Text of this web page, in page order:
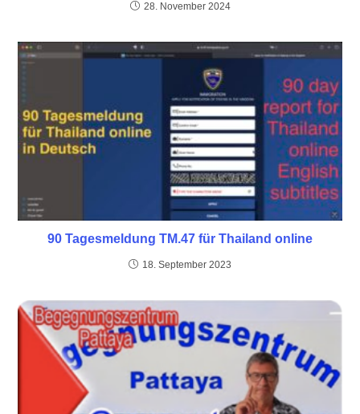
28. November 2024
90 Tagesmeldung TM.47 für Thailand online
18. September 2023